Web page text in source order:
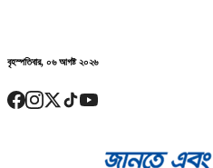
বৃহস্পতিবার, ০৬ আগষ্ট ২০২৬